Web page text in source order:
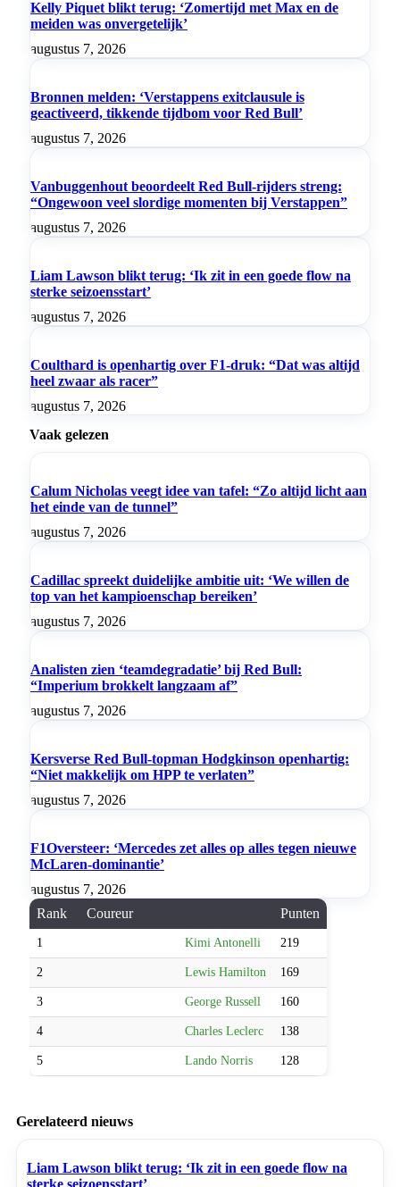
Kelly Piquet blikt terug: ‘Zomertijd met Max en de
meiden was onvergetelijk’
augustus 7, 2026
Bronnen melden: ‘Verstappens exitclausule is
geactiveerd, tikkende tijdbom voor Red Bull’
augustus 7, 2026
Vanbuggenhout beoordeelt Red Bull-rijders streng:
“Ongewoon veel slordige momenten bij Verstappen”
augustus 7, 2026
Liam Lawson blikt terug: ‘Ik zit in een goede flow na
sterke seizoensstart’
augustus 7, 2026
Coulthard is openhartig over F1-druk: “Dat was altijd
heel zwaar als racer”
augustus 7, 2026
Vaak gelezen
Calum Nicholas veegt idee van tafel: “Zo altijd licht aan
het einde van de tunnel”
augustus 7, 2026
Cadillac spreekt duidelijke ambitie uit: ‘We willen de
top van het kampioenschap bereiken’
augustus 7, 2026
Analisten zien ‘teamdegradatie’ bij Red Bull:
“Imperium brokkelt langzaam af”
augustus 7, 2026
Kersverse Red Bull-topman Hodgkinson openhartig:
“Niet makkelijk om HPP te verlaten”
augustus 7, 2026
F1Oversteer: ‘Mercedes zet alles op alles tegen nieuwe
McLaren-dominantie’
augustus 7, 2026
Rank
Coureur Punten
1 Kimi Antonelli 219
2 Lewis Hamilton 169
3 George Russell 160
4 Charles Leclerc 138
5 Lando Norris 128
Gerelateerd nieuws
Liam Lawson blikt terug: ‘Ik zit in een goede flow na
sterke seizoensstart’